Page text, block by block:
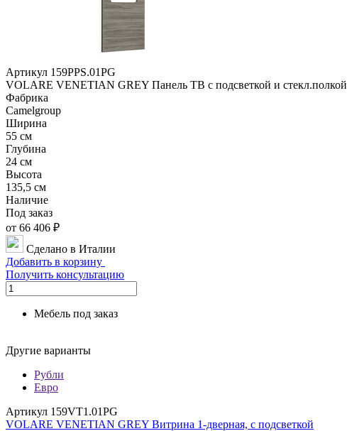
Артикул 159PPS.01PG
VOLARE VENETIAN GREY Панель ТВ с подсветкой и стекл.полкой
Фабрика
Camelgroup
Ширина
55 см
Глубина
24 см
Высота
135,5 см
Наличие
Под заказ
от 66 406 ₽
Сделано в Италии
Добавить в корзину
Получить консультацию
Мебель под заказ
Другие варианты
Рубли
Евро
Артикул 159VT1.01PG
VOLARE VENETIAN GREY Витрина 1-дверная, с подсветкой